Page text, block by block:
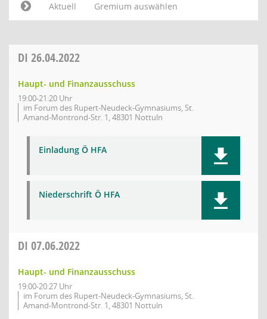
Aktuell
Gremium auswählen
DI 26.04.2022
Haupt- und Finanzausschuss
19:00-21:20 Uhr
im Forum des Rupert-Neudeck-Gymnasiums, St.
Amand-Montrond-Str. 1, 48301 Nottuln
Einladung Ö HFA
Niederschrift Ö HFA
DI 07.06.2022
Haupt- und Finanzausschuss
19:00-20:27 Uhr
im Forum des Rupert-Neudeck-Gymnasiums, St.
Amand-Montrond-Str. 1, 48301 Nottuln